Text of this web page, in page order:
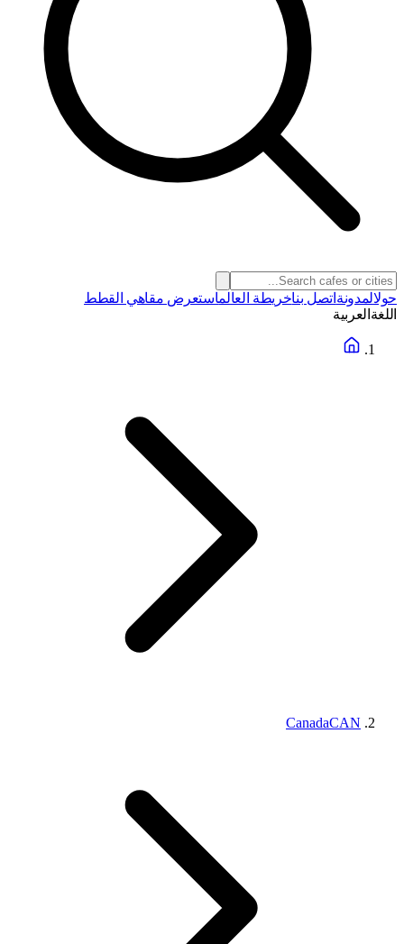
حولالمدونة اتصل بناخريطة العالماستعرض مقاهي القطط
اللغة العربية
CanadaCAN